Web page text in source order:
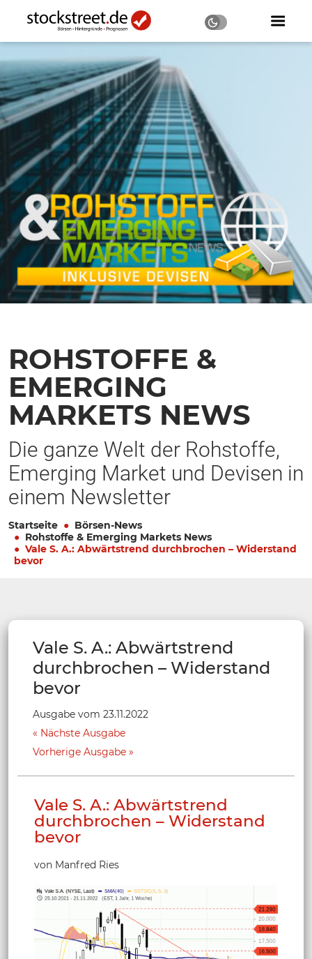
ROHSTOFFE &
EMERGING
MARKETS NEWS
Die ganze Welt der Rohstoffe,
Emerging Market und Devisen in
einem Newsletter
Startseite
Börsen-News
Rohstoffe & Emerging Markets News
Vale S. A.: Abwärtstrend durchbrochen – Widerstand
bevor
Vale S. A.: Abwärtstrend
durchbrochen – Widerstand
bevor
Ausgabe vom 23.11.2022
Nächste Ausgabe
Vorherige Ausgabe
Vale S. A.: Abwärtstrend
durchbrochen – Widerstand
bevor
von Manfred Ries